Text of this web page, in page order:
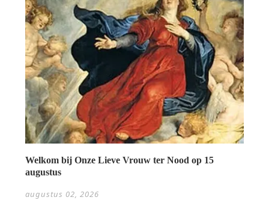
Welkom bij Onze Lieve Vrouw ter Nood op 15
augustus
augustus 02, 2026